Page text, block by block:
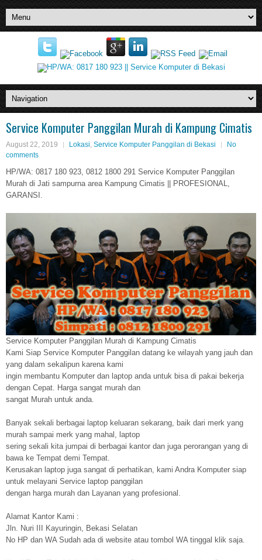
Service Komputer Panggilan Murah di Kampung Cimatis
August 22, 2019 Lokasi, Service Komputer Panggilan di Bekasi
No
comments
HP/WA: 0817 180 923, 0812 1800 291 Service Komputer Panggilan
Murah di Jati sampurna area Kampung Cimatis || PROFESIONAL,
GARANSI.
Service Komputer Panggilan Murah di Kampung Cimatis
Kami Siap Service Komputer Panggilan datang ke wilayah yang jauh dan
yang dalam sekalipun karena kami
ingin membantu Komputer dan laptop anda untuk bisa di pakai bekerja
dengan Cepat. Harga sangat murah dan
sangat Murah untuk anda.
Banyak sekali berbagai laptop keluaran sekarang, baik dari merk yang
murah sampai merk yang mahal, laptop
sering sekali kita jumpai di berbagai kantor dan juga perorangan yang di
bawa ke Tempat demi Tempat.
Kerusakan laptop juga sangat di perhatikan, kami Andra Komputer siap
untuk melayani Service laptop panggilan
dengan harga murah dan Layanan yang profesional.
Alamat Kantor Kami :
Jln. Nuri III Kayuringin, Bekasi Selatan
No HP dan WA Sudah ada di website atau tombol WA tinggal klik saja.